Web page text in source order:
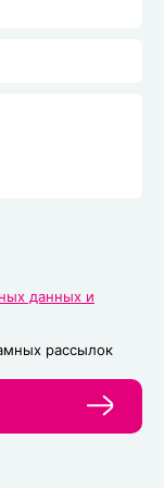
данных и
рассылок